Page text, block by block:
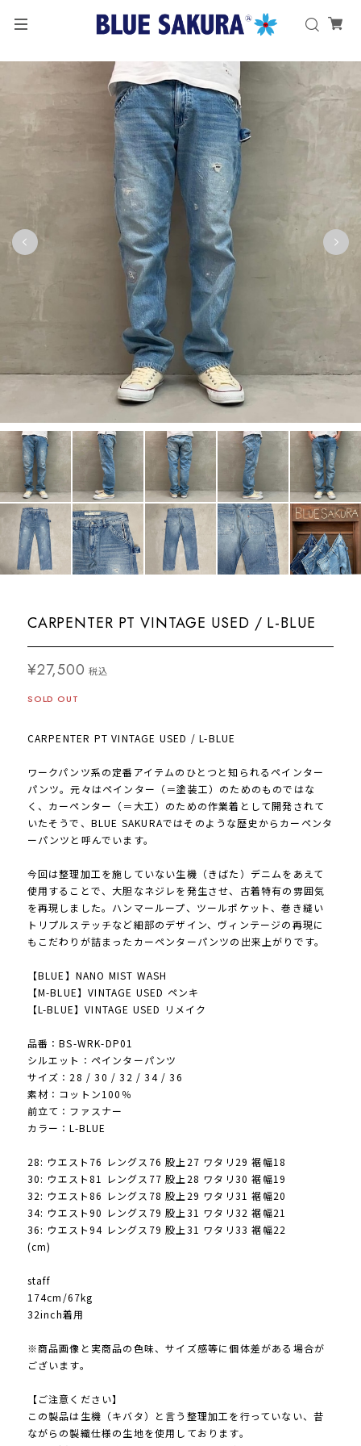
CARPENTER PT VINTAGE USED / L-BLUE
¥27,500 税込
SOLD OUT
CARPENTER PT VINTAGE USED / L-BLUE
ワークパンツ系の定番アイテムのひとつと知られるペインター
パンツ。元々はペインター（＝塗装工）のためのものではな
く、カーペンター（＝大工）のための作業着として開発されて
いたそうで、BLUE SAKURAではそのような歴史からカーペンタ
ーパンツと呼んでいます。
今回は整理加工を施していない生機（きばた）デニムをあえて
使用することで、大胆なネジレを発生させ、古着特有の雰囲気
を再現しました。ハンマーループ、ツールポケット、巻き縫い
トリプルステッチなど細部のデザイン、ヴィンテージの再現に
もこだわりが詰まったカーペンターパンツの出来上がりです。
【BLUE】NANO MIST WASH
【M-BLUE】VINTAGE USED ペンキ
【L-BLUE】VINTAGE USED リメイク
品番：BS-WRK-DP01
シルエット：ペインターパンツ
サイズ：28 / 30 / 32 / 34 / 36
素材：コットン100％
前立て：ファスナー
カラー：L-BLUE
28: ウエスト76 レングス76 股上27 ワタリ29 裾幅18
30: ウエスト81 レングス77 股上28 ワタリ30 裾幅19
32: ウエスト86 レングス78 股上29 ワタリ31 裾幅20
34: ウエスト90 レングス79 股上31 ワタリ32 裾幅21
36: ウエスト94 レングス79 股上31 ワタリ33 裾幅22
(cm)
staff
174cm/67kg
32inch着用
※商品画像と実商品の色味、サイズ感等に個体差がある場合が
ございます。
【ご注意ください】
この製品は生機（キバタ）と言う整理加工を行っていない、昔
ながらの製織仕様の生地を使用しております。